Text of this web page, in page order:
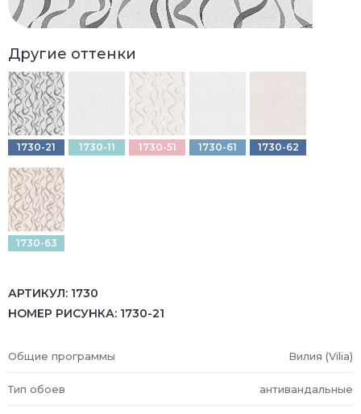
Другие оттенки
1730-21 1730-11 1730-51 1730-61 1730-62
1730-63
АРТИКУЛ: 1730
НОМЕР РИСУНКА: 1730-21
Общие программы Вилия (Vilia)
Тип обоев антивандальные